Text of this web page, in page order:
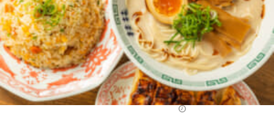
TOP ニュース
エンタメ クイズ
グルメ 地域
住まい 教育・育児
動物 リサーチ